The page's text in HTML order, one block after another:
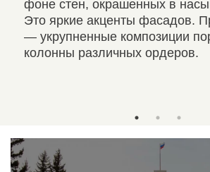
фоне стен, окрашенных в
Это яркие акценты фасадов.
— укрупненные композиции
колонны различных ордеров.